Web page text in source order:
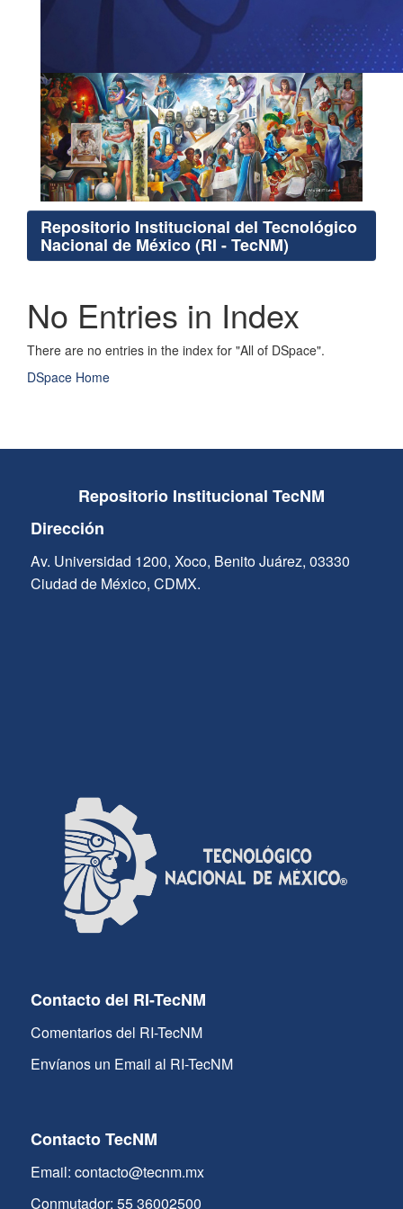
Repositorio Institucional del Tecnológico
Nacional de México (RI - TecNM)
No Entries in Index
There are no entries in the index for "All of DSpace".
DSpace Home
Repositorio Institucional TecNM
Dirección
Av. Universidad 1200, Xoco, Benito Juárez, 03330
Ciudad de México, CDMX.
Contacto del RI-TecNM
Comentarios del RI-TecNM
Envíanos un Email al RI-TecNM
Contacto TecNM
Email: contacto@tecnm.mx
Conmutador: 55 36002500